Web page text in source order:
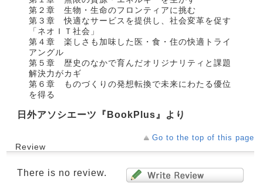
第２章 生物・生命のフロンティアに挑む
第３章 快適なサービスを提供し、社会変革を促す
「ネオＩＴ社会」
第４章 楽しさも加味した医・食・住の快適トライ
アングル
第５章 歴史のなかで育んだオリジナリティと課題
解決力がカギ
第６章 ものづくりの発想転換で未来にわたる優位
を得る
日外アソシエーツ『BookPlus』より
Go to the top of this page
Review
There is no review.